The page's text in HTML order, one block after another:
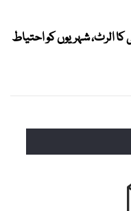
الرٹ، شہریوں کو احتیاط